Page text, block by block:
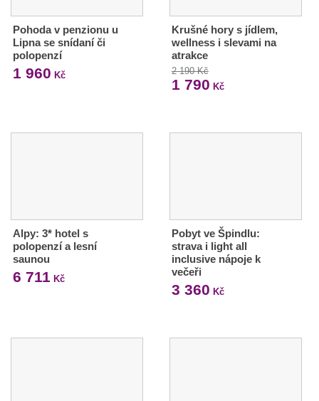
Pohoda v penzionu u
Lipna se snídaní či
polopenzí
1 960 Kč
Krušné hory s jídlem,
wellness i slevami na
atrakce
2 190 Kč
1 790 Kč
Alpy: 3* hotel s
polopenzí a lesní
saunou
6 711 Kč
Pobyt ve Špindlu:
strava i light all
inclusive nápoje k
večeři
3 360 Kč